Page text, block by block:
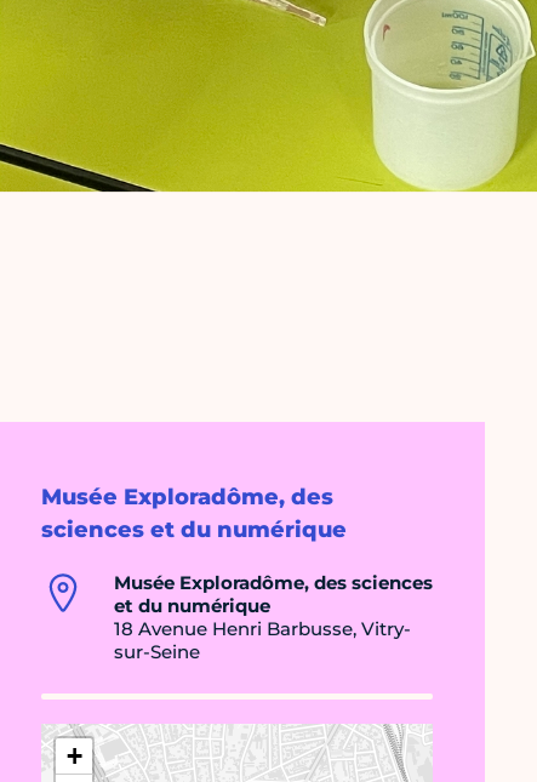
Musée Exploradôme, des
sciences et du numérique
Musée Exploradôme, des sciences
et du numérique
18 Avenue Henri Barbusse, Vitry-
sur-Seine
+